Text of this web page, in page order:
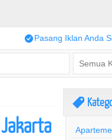
/Pasang Iklan Anda
,